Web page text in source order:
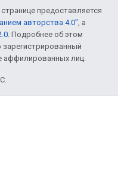
предоставляется
авторства 4.0", а
. Подробнее об этом
зарегистрированный
аффилированных лиц.